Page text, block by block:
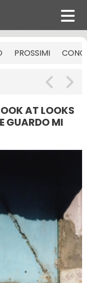
PROSSIMI
AT LOOKS
GUARDO MI